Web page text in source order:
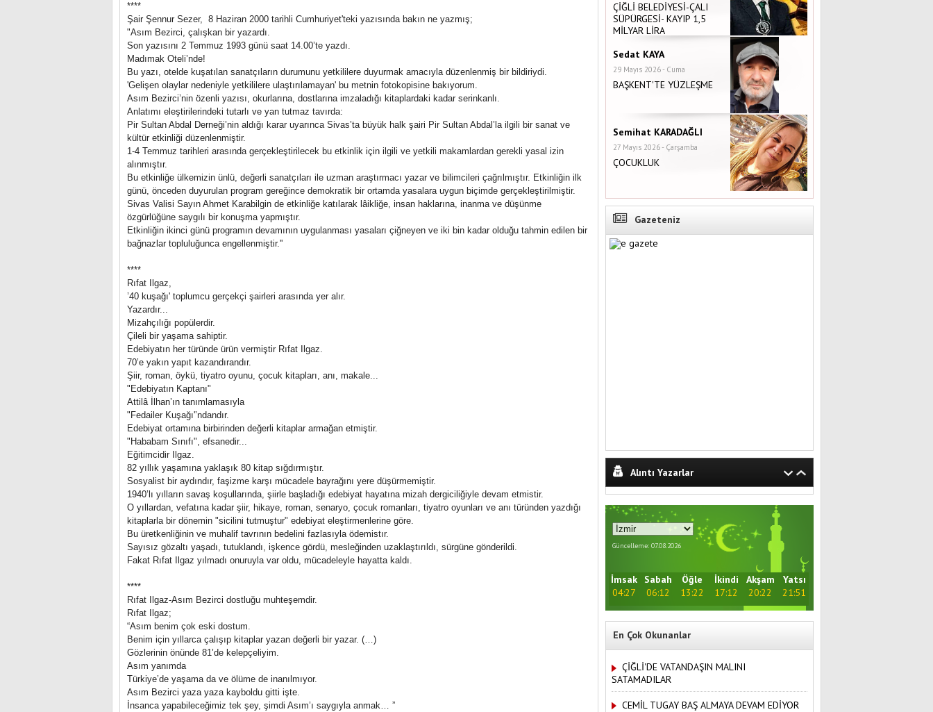
****
Şair Şennur Sezer, 8 Haziran 2000 tarihli Cumhuriyet'teki yazısında bakın ne yazmış;
"Asım Bezirci, çalışkan bir yazardı.
Son yazısını 2 Temmuz 1993 günü saat 14.00’te yazdı.
Madımak Oteli’nde!
Bu yazı, otelde kuşatılan sanatçıların durumunu yetkililere duyurmak amacıyla düzenlenmiş bir bildiriydi.
'Gelişen olaylar nedeniyle yetkililere ulaştırılamayan' bu metnin fotokopisine bakıyorum.
Asım Bezirci’nin özenli yazısı, okurlarına, dostlarına imzaladığı kitaplardaki kadar serinkanlı.
Anlatımı eleştirilerindeki tutarlı ve yan tutmaz tavırda:
Pir Sultan Abdal Derneği’nin aldığı karar uyarınca Sivas’ta büyük halk şairi Pir Sultan Abdal’la ilgili bir sanat ve
kültür etkinliği düzenlenmiştir.
1-4 Temmuz tarihleri arasında gerçekleştirilecek bu etkinlik için ilgili ve yetkili makamlardan gerekli yasal izin
alınmıştır.
Bu etkinliğe ülkemizin ünlü, değerli sanatçıları ile uzman araştırmacı yazar ve bilimcileri çağrılmıştır. Etkinliğin ilk
günü, önceden duyurulan program gereğince demokratik bir ortamda yasalara uygun biçimde gerçekleştirilmiştir.
Sivas Valisi Sayın Ahmet Karabilgin de etkinliğe katılarak lâikliğe, insan haklarına, inanma ve düşünme
özgürlüğüne saygılı bir konuşma yapmıştır.
Etkinliğin ikinci günü programın devamının uygulanması yasaları çiğneyen ve iki bin kadar olduğu tahmin edilen bir
bağnazlar topluluğunca engellenmiştir.''
****
Rıfat Ilgaz,
’40 kuşağı' toplumcu gerçekçi şairleri arasında yer alır.
Yazardır...
Mizahçılığı popülerdir.
Çileli bir yaşama sahiptir.
Edebiyatın her türünde ürün vermiştir Rıfat Ilgaz.
70’e yakın yapıt kazandırandır.
Şiir, roman, öykü, tiyatro oyunu, çocuk kitapları, anı, makale...
"Edebiyatın Kaptanı"
Attilâ İlhan’ın tanımlamasıyla
"Fedailer Kuşağı'’ndandır.
Edebiyat ortamına birbirinden değerli kitaplar armağan etmiştir.
"Hababam Sınıfı", efsanedir...
Eğitimcidir Ilgaz.
82 yıllık yaşamına yaklaşık 80 kitap sığdırmıştır.
Sosyalist bir aydındır, faşizme karşı mücadele bayrağını yere düşürmemiştir.
1940’lı yılların savaş koşullarında, şiirle başladığı edebiyat hayatına mizah dergiciliğiyle devam etmistir.
O yıllardan, vefatına kadar şiir, hikaye, roman, senaryo, çocuk romanları, tiyatro oyunları ve anı türünden yazdığı
kitaplarla bir dönemin "sicilini tutmuştur" edebiyat eleştirmenlerine göre.
Bu üretkenliğinin ve muhalif tavrının bedelini fazlasıyla ödemistır.
Sayısız gözaltı yaşadı, tutuklandı, işkence gördü, mesleğinden uzaklaştırıldı, sürgüne gönderildi.
Fakat Rıfat Ilgaz yılmadı onuruyla var oldu, mücadeleyle hayatta kaldı.
****
Rıfat Ilgaz-Asım Bezirci dostluğu muhteşemdir.
Rıfat Ilgaz;
“Asım benim çok eski dostum.
Benim için yıllarca çalışıp kitaplar yazan değerli bir yazar. (…)
Gözlerinin önünde 81’de kelepçeliyim.
Asım yanımda
Türkiye’de yaşama da ve ölüme de inanılmıyor.
Asım Bezirci yaza yaza kayboldu gitti işte.
İnsanca yapabileceğimiz tek şey, şimdi Asım’ı saygıyla anmak… ”
ÇİĞLİ BELEDİYESİ-ÇALI
SÜPÜRGESİ- KAYIP 1,5
MİLYAR LİRA
Sedat KAYA
29 Mayıs 2026 - Cuma
BAŞKENT'TE YÜZLEŞME
Semihat KARADAĞLI
27 Mayıs 2026 - Çarşamba
ÇOCUKLUK
Gazeteniz
Alıntı Yazarlar
Güncelleme: 07.08.2026
İmsak
04:27
Sabah
06:12
Öğle
13:22
İkindi
17:12
Akşam
20:22
Yatsı
21:51
En Çok Okunanlar
ÇİĞLİ'DE VATANDAŞIN MALINI
SATAMADILAR
CEMİL TUGAY BAŞ ALMAYA DEVAM EDİYOR